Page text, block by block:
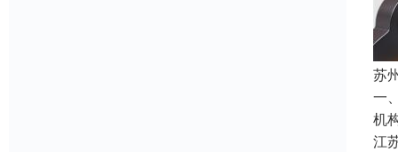
苏
一
机
江